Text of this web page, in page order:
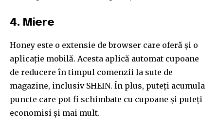
4. Miere
Honey este o extensie de browser care oferă și o
aplicație mobilă. Acesta aplică automat cupoane
de reducere în timpul comenzii la sute de
magazine, inclusiv SHEIN. În plus, puteți acumula
puncte care pot fi schimbate cu cupoane și puteți
economisi și mai mult.